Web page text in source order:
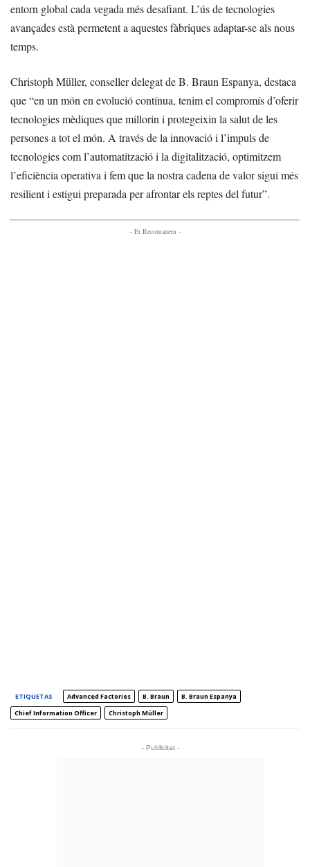
entorn global cada vegada més desafiant. L’ús de tecnologies
avançades està permetent a aquestes fàbriques adaptar-se als nous
temps.
Christoph Müller, conseller delegat de B. Braun Espanya, destaca
que “en un món en evolució contínua, tenim el compromís d’oferir
tecnologies mèdiques que millorin i protegeixin la salut de les
persones a tot el món. A través de la innovació i l’impuls de
tecnologies com l’automatització i la digitalització, optimitzem
l’eficiència operativa i fem que la nostra cadena de valor sigui més
resilient i estigui preparada per afrontar els reptes del futur”.
- Et Recomanem -
ETIQUETAS Advanced Factories B. Braun
B. Braun Espanya
Chief Information Officer
Christoph Müller
- Publicitat -